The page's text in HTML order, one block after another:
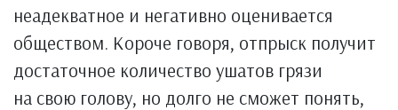
неадекватное и негативно оценивается
обществом. Короче говоря, отпрыск получит
достаточное количество ушатов грязи
на свою голову, но долго не сможет понять,